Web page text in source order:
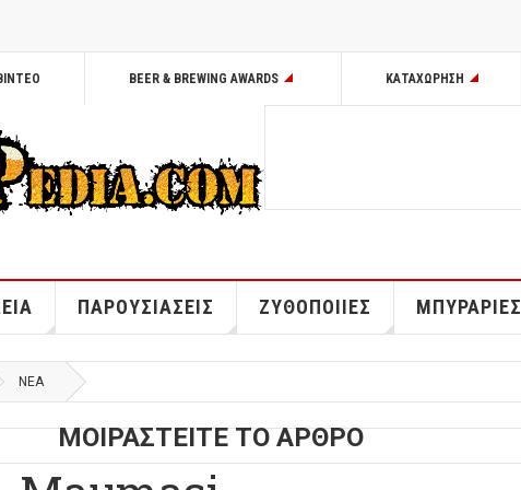
BEER & BREWING AWARDS ΚΑΤΑΧΩΡΗΣΗ
ΠΑΡΟΥΣΙΑΣΕΙΣ ΖΥΘΟΠΟΙΙΕΣ ΜΠΥΡΑΡΙΕΣ
ΝΕΑ
ΜΟΙΡΑΣΤΕΙΤΕ ΤΟ ΑΡΘΡΟ